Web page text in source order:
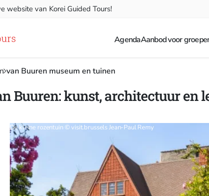
website van Korei Guided Tours!
AgendaAanbod voor
van Buuren museum en tuinen
Buuren: kunst, architectuur en
De kleine rozentuin © visit.brussels Jean-Paul Remy